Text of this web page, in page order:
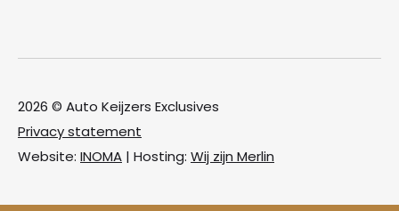
2026 © Auto Keijzers Exclusives
Privacy statement
Website: INOMA | Hosting: Wij zijn Merlin